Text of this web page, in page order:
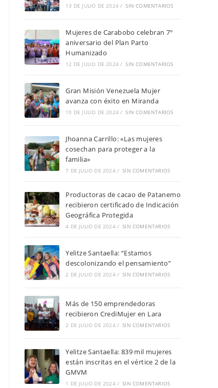
13 DE JULIO DE 2024 / SIN COMENTARIOS
Mujeres de Carabobo celebran 7°
aniversario del Plan Parto
Humanizado
12 DE JULIO DE 2024 / SIN COMENTARIOS
Gran Misión Venezuela Mujer
avanza con éxito en Miranda
10 DE JULIO DE 2024 / SIN COMENTARIOS
Jhoanna Carrillo: «Las mujeres
cosechan para proteger a la
familia»
7 DE JULIO DE 2024 / SIN COMENTARIOS
Productoras de cacao de Patanemo
recibieron certificado de Indicación
Geográfica Protegida
4 DE JULIO DE 2024 / SIN COMENTARIOS
Yelitze Santaella: “Estamos
descolonizando el pensamiento”
2 DE JULIO DE 2024 / SIN COMENTARIOS
Más de 150 emprendedoras
recibieron CrediMujer en Lara
2 DE JULIO DE 2024 / SIN COMENTARIOS
Yelitze Santaella: 839 mil mujeres
están inscritas en el vértice 2 de la
GMVM
1 DE JULIO DE 2024 / SIN COMENTARIOS